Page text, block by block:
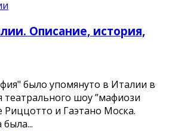
Описание, история,
было упомянуто в Италии в
театрального шоу ”мафиози
и Гаэтано Моска.